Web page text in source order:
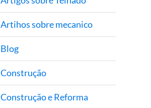
Artihos sobre mecanico
Blog
Construção
Construção e Reforma